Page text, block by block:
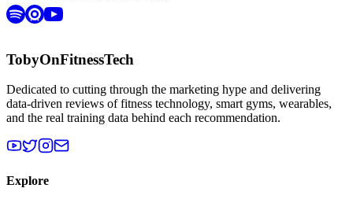
TobyOnFitnessTech
Dedicated to cutting through the marketing hype and delivering
data-driven reviews of fitness technology, smart gyms, wearables,
and the real training data behind each recommendation.
Explore